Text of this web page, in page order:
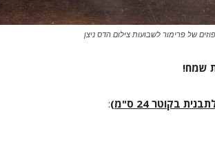
של פרימור לשבועות צילום הדס ניצן
שמח!
בקוטר 24 ס"מ) :